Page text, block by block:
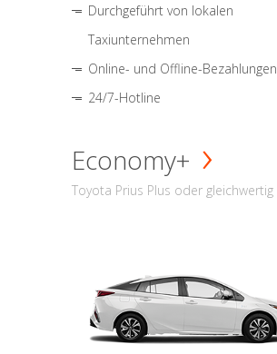
Durchgeführt von lokalen
Taxiunternehmen
Online- und Offline-Bezahlungen
24/7-Hotline
Economy+
Toyota Prius Plus oder gleichwertig